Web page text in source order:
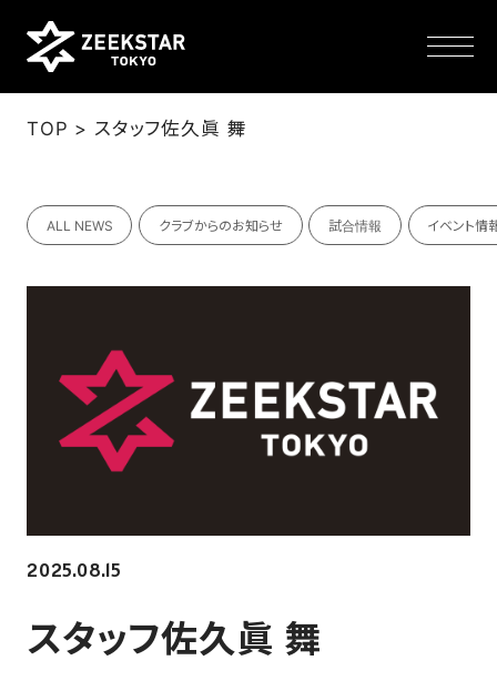
NEWS
TEAM
SCHEDULE
TICKET
会場（座席・価格表）
チケット購入方法
TOP > スタッフ佐久眞 舞
2025.08.15
スタッフ佐久眞 舞
ALL NEWS クラブからのお知らせ 試合情報 イベント情